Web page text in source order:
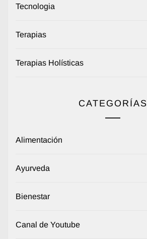
Tecnologia
Terapias
Terapias Holísticas
CATEGORÍAS
Alimentación
Ayurveda
Bienestar
Canal de Youtube